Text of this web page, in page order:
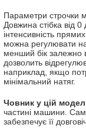
Параметри строчки
Довжина стібка від
інтенсивність
можна регулювати
менший бік залежно
дозволить
наприклад, якщо
мінімальний натяг.
Човник у цій
частині машини.
забезпечує її